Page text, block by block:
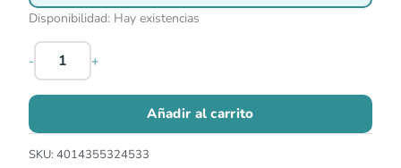
Disponibilidad: Hay existencias
- +
Añadir al carrito
SKU: 4014355324533